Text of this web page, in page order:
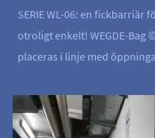
SERIE WL-06: en fickbarriär
otroligt enkelt! WEGDE-Bag
placeras i linje med